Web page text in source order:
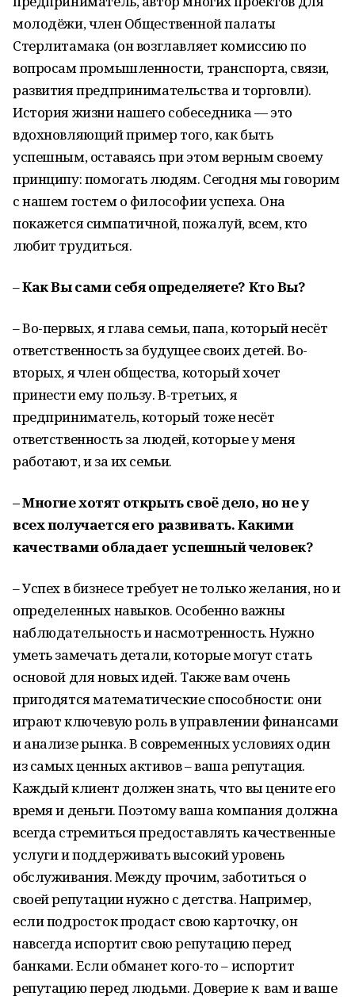
молодёжи, член Общественной палаты
Стерлитамака (он возглавляет комиссию по
вопросам промышленности, транспорта, связи,
развития предпринимательства и торговли).
История жизни нашего собеседника — это
вдохновляющий пример того, как быть
успешным, оставаясь при этом верным своему
принципу: помогать людям. Сегодня мы говорим
с нашем гостем о философии успеха. Она
покажется симпатичной, пожалуй, всем, кто
любит трудиться.
–Как Вы сами себя определяете? Кто Вы?
– Во-первых, я глава семьи, папа, который несёт
ответственность за будущее своих детей. Во-
вторых, я член общества, который хочет
принести ему пользу. В-третьих, я
предприниматель, который тоже несёт
ответственность за людей, которые у меня
работают, и за их семьи.
– Многие хотят открыть своё дело, но не у
всех получается его развивать. Какими
качествами обладает успешный человек?
– Успех в бизнесе требует не только желания, но и
определенных навыков. Особенно важны
наблюдательность и насмотренность. Нужно
уметь замечать детали, которые могут стать
основой для новых идей. Также вам очень
пригодятся математические способности: они
играют ключевую роль в управлении финансами
и анализе рынка. В современных условиях один
из самых ценных активов – ваша репутация.
Каждый клиент должен знать, что вы цените его
время и деньги. Поэтому ваша компания должна
всегда стремиться предоставлять качественные
услуги и поддерживать высокий уровень
обслуживания. Между прочим, заботиться о
своей репутации нужно с детства. Например,
если подросток продаст свою карточку, он
навсегда испортит свою репутацию перед
банками. Если обманет кого-то – испортит
репутацию перед людьми. Доверие к вам и ваше